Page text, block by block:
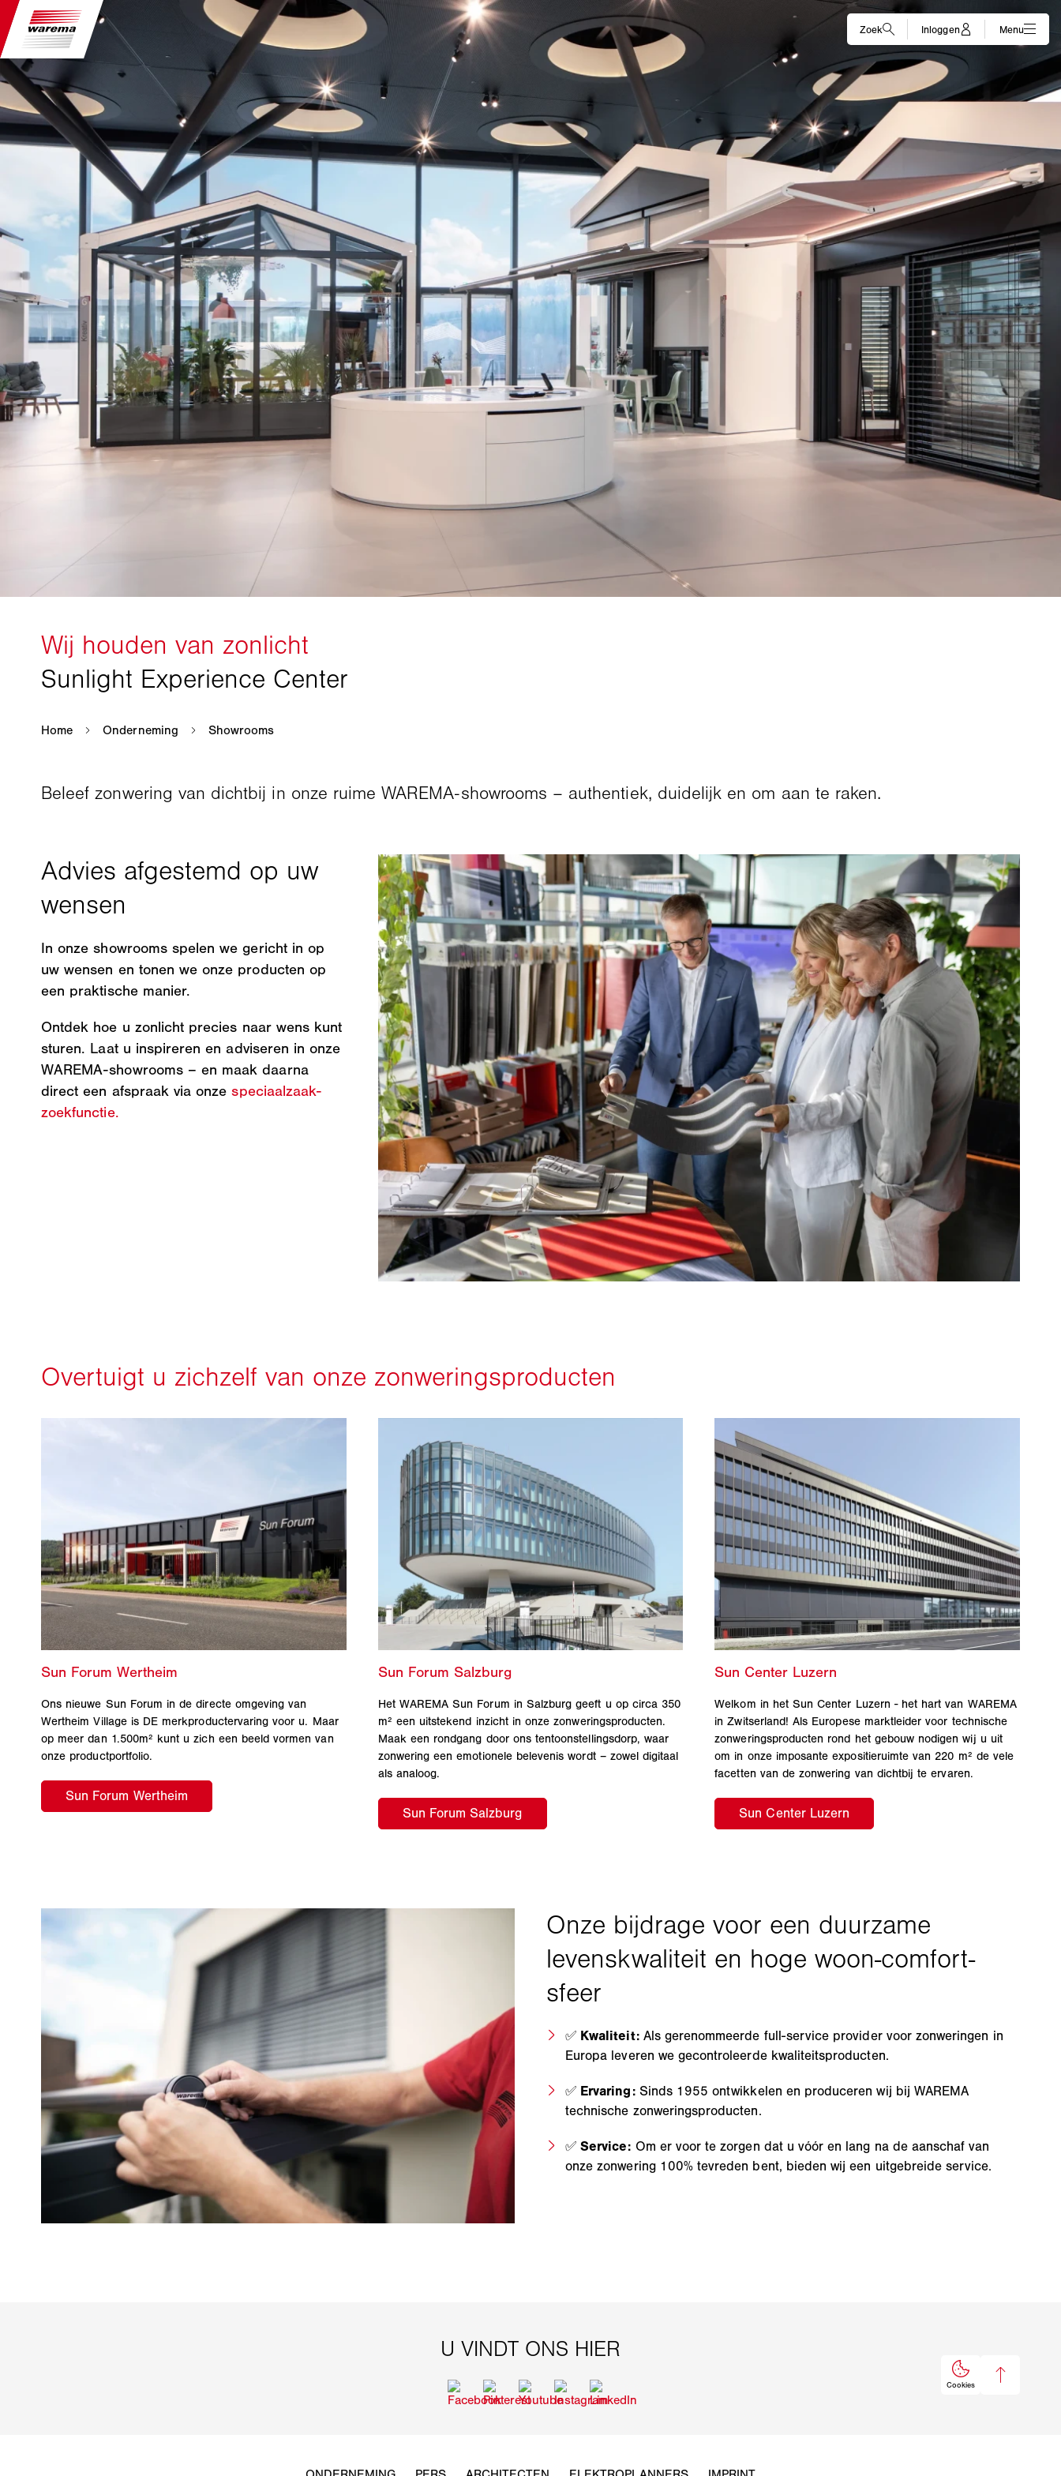
Beleef zonwering van dichtbij in onze ruime WAREMA-showrooms – authentiek, duidelijk en om aan te raken.
In onze showrooms spelen we gericht in op
uw wensen en tonen we onze producten op
een praktische manier.
Ontdek hoe u zonlicht precies naar wens kunt
sturen. Laat u inspireren en adviseren in onze
WAREMA-showrooms – en maak daarna
direct een afspraak via onzespeciaalzaak-
zoekfunctie.
Ons nieuwe Sun Forum in de directe omgeving van
Wertheim Village is DE merkproductervaring voor u. Maar
op meer dan 1.500m² kunt u zich een beeld vormen van
onze productportfolio.
Het WAREMA Sun Forum in Salzburg geeft u op circa 350
m² een uitstekend inzicht in onze zonweringsproducten.
Maak een rondgang door ons tentoonstellingsdorp, waar
zonwering een emotionele belevenis wordt – zowel digitaal
als analoog.
Welkom in het Sun Center Luzern - het hart van WAREMA
in Zwitserland! Als Europese marktleider voor technische
zonweringsproducten rond het gebouw nodigen wij u uit
om in onze imposante expositieruimte van 220 m² de vele
facetten van de zonwering van dichtbij te ervaren.
✅ Kwaliteit: Als gerenommeerde full-service provider voor zonweringen in
Europa leveren we gecontroleerde kwaliteitsproducten.
✅ Ervaring: Sinds 1955 ontwikkelen en produceren wij bij WAREMA
technische zonweringsproducten.
✅Service: Om er voor te zorgen dat u vóór en lang na de aanschaf van
onze zonwering 100% tevreden bent, bieden wij een uitgebreide service.